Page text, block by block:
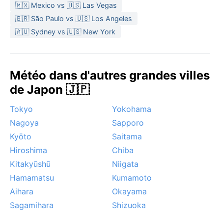
🇲🇽 Mexico vs 🇺🇸 Las Vegas
🇧🇷 São Paulo vs 🇺🇸 Los Angeles
🇦🇺 Sydney vs 🇺🇸 New York
Météo dans d'autres grandes villes
de Japon 🇯🇵
Tokyo
Yokohama
Nagoya
Sapporo
Kyōto
Saitama
Hiroshima
Chiba
Kitakyūshū
Niigata
Hamamatsu
Kumamoto
Aihara
Okayama
Sagamihara
Shizuoka